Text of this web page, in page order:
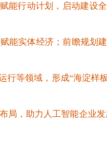
能行动计划，启动建设
能实体经济； 前瞻规划
行等领域， 形成“海淀样
局，助力人工智能企业